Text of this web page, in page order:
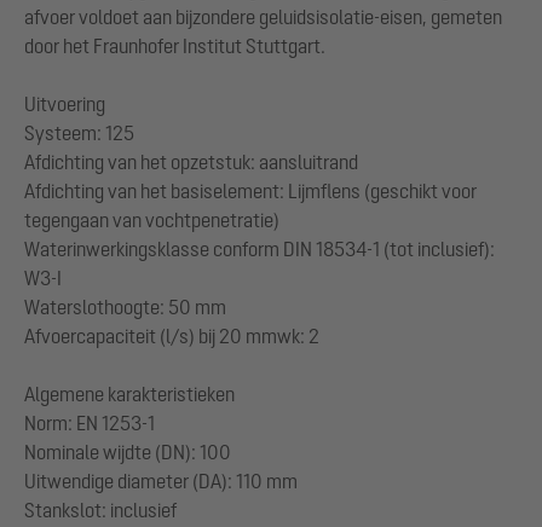
afvoer voldoet aan bijzondere geluidsisolatie-eisen, gemeten
door het Fraunhofer Institut Stuttgart.
Uitvoering
Systeem: 125
Afdichting van het opzetstuk: aansluitrand
Afdichting van het basiselement: Lijmflens (geschikt voor
tegengaan van vochtpenetratie)
Waterinwerkingsklasse conform DIN 18534-1 (tot inclusief):
W3-I
Waterslothoogte: 50 mm
Afvoercapaciteit (l/s) bij 20 mmwk: 2
Algemene karakteristieken
Norm: EN 1253-1
Nominale wijdte (DN): 100
Uitwendige diameter (DA): 110 mm
Stankslot: inclusief